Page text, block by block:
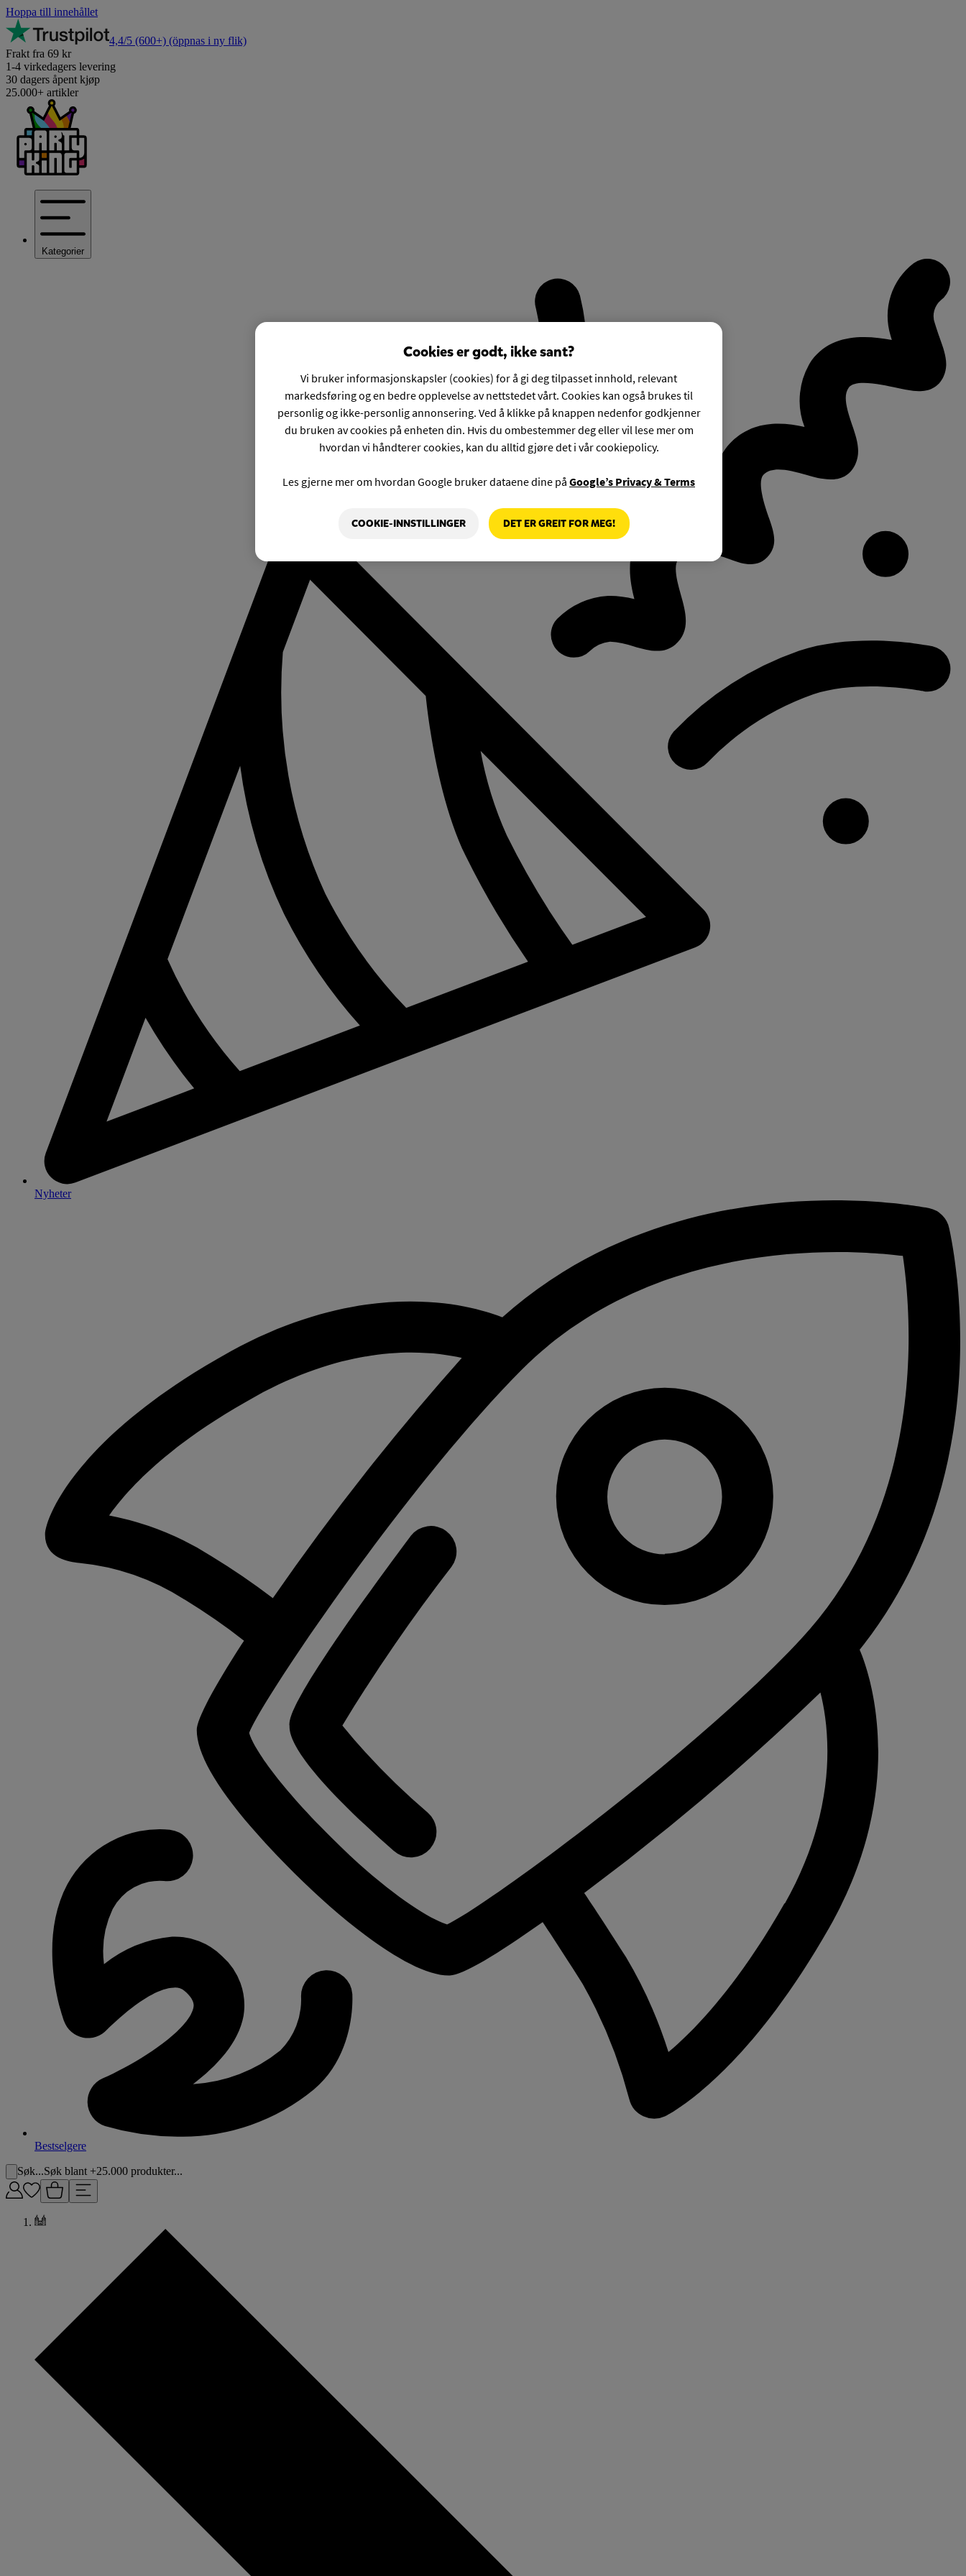
Hoppa till innehållet
4,4/5 (600+) (öppnas i ny flik)
Frakt fra 69 kr
1-4 virkedagers levering
30 dagers åpent kjøp
25.000+ artikler
Kategorier
Nyheter
Bestselgere
Søk...Søk blant +25.000 produkter...
Cookies er godt, ikke sant?
Vi bruker informasjonskapsler (cookies) for å gi deg tilpasset innhold, relevant
markedsføring og en bedre opplevelse av nettstedet vårt. Cookies kan også brukes til
personlig og ikke-personlig annonsering. Ved å klikke på knappen nedenfor godkjenner
du bruken av cookies på enheten din. Hvis du ombestemmer deg eller vil lese mer om
hvordan vi håndterer cookies, kan du alltid gjøre det i vår cookiepolicy.
Les gjerne mer om hvordan Google bruker dataene dine på Google’s Privacy & Terms
COOKIE-INNSTILLINGER DET ER GREIT FOR MEG!